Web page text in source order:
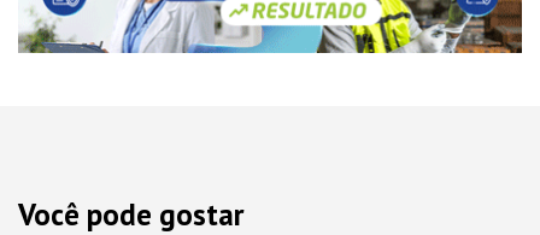
Você pode gostar